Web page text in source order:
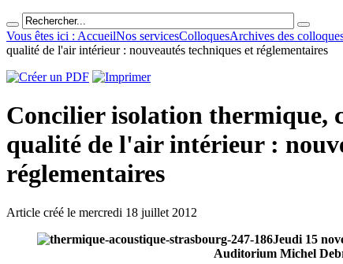
Vous êtes ici : AccueilNos servicesColloquesArchives des
qualité de l'air intérieur : nouveautés techniques et réglementaires
Concilier isolation thermique,
qualité de l'air intérieur :
réglementaires
Article créé le mercredi 18 juillet 2012
Jeudi 15
Auditorium Michel